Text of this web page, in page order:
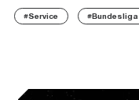
#Service #Bundesliga